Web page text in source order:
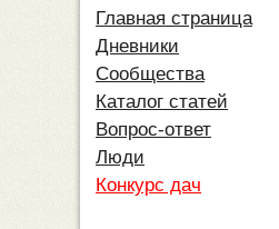
Главная страница
Дневники
Сообщества
Каталог статей
Вопрос-ответ
Люди
Конкурс дач